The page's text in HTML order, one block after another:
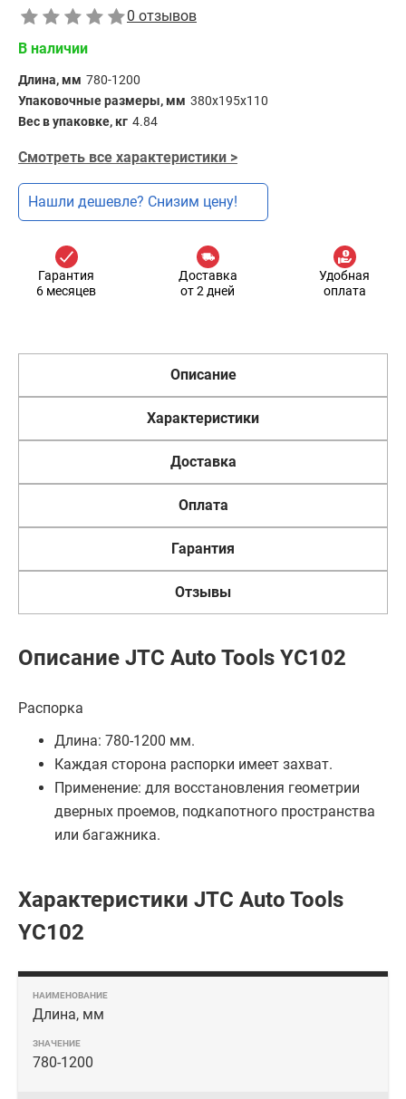
0 отзывов
В наличии
Длина, мм 780-1200
Упаковочные размеры, мм 380х195х110
Вес в упаковке, кг 4.84
Смотреть все характеристики >
Нашли дешевле? Снизим цену!
Гарантия
6 месяцев
Доставка
от 2 дней
Удобная
оплата
Описание
Характеристики
Доставка
Оплата
Гарантия
Отзывы
Описание JTC Auto Tools YC102
Распорка
Длина: 780-1200 мм.
Каждая сторона распорки имеет захват.
Применение: для восстановления геометрии
дверных проемов, подкапотного пространства
или багажника.
Характеристики JTC Auto Tools
YC102
Длина, мм
780-1200